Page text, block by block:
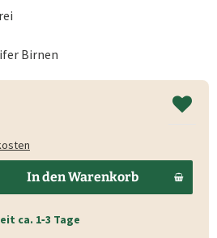
Birnen
In denWarenkorb
ca. 1‑3 Tage